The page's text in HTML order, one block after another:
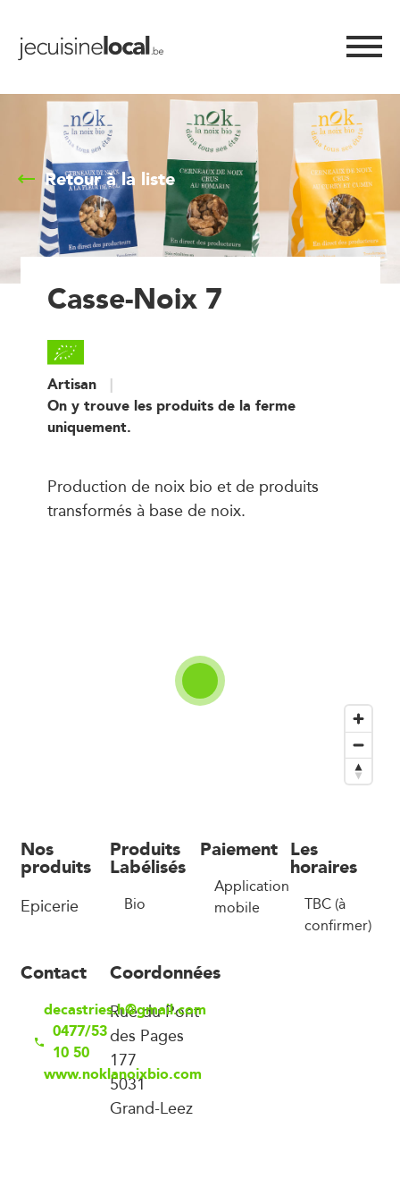
Retour à la liste
Casse-Noix 7
Artisan
On y trouve les produits de la ferme
uniquement.
Production de noix bio et de produits
transformés à base de noix.
Nos
produits
Epicerie
Produits
Labélisés
Bio
Paiement
Application
mobile
Les
horaires
TBC (à
confirmer)
Contact
decastries.h@gmail.com
0477/53
10 50
www.noklanoixbio.com
Coordonnées
Rue du Pont
des Pages
177
5031
Grand-Leez